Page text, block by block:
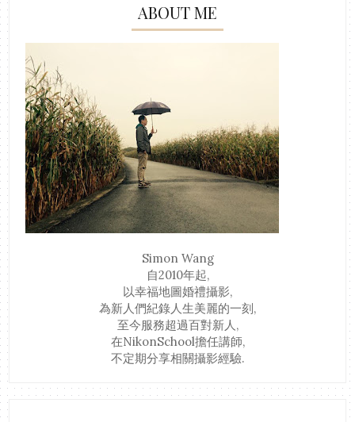
ABOUT ME
Simon Wang
自2010年起,
以幸福地圖婚禮攝影,
為新人們紀錄人生美麗的一刻,
至今服務超過百對新人,
在NikonSchool擔任講師,
不定期分享相關攝影經驗.